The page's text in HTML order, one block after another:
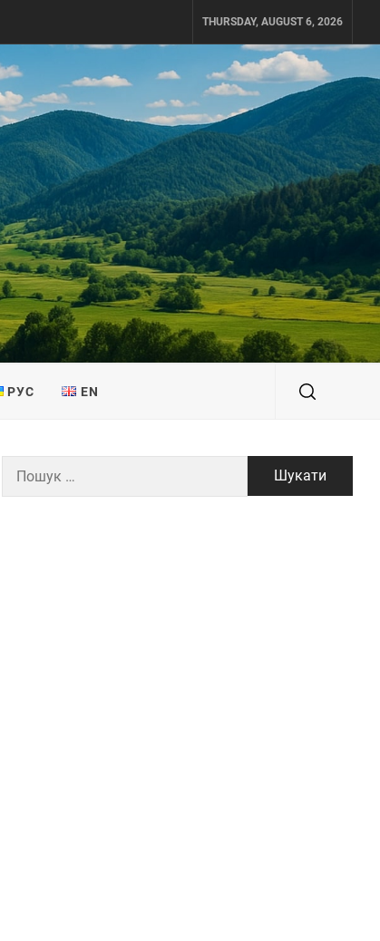
THURSDAY, AUGUST 6, 2026
РУС EN